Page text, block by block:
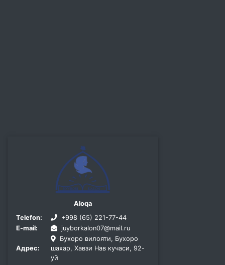
Aloqa
Telefon:
+998 (65) 221-77-44
E-mail:
juyborkalon07@mail.ru
Адрес:
Бухоро вилояти, Бухоро
шахар, Хавзи Нав кучаси, 92-
уй